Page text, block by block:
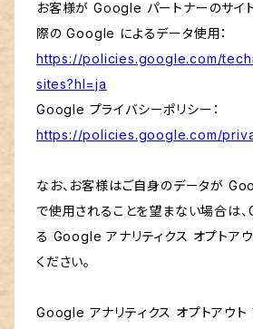
お客様が Google パートナーのサイ
際の Google によるデータ使用：
https://policies.google.com/
sites?hl=ja
Google プライバシーポリシー：
https://policies.google.com/
なお、お客様はご自身のデータが
で使用されることを望まない場合は
る Google アナリティクス オプトア
ください。
Google アナリティクス オプトアウト